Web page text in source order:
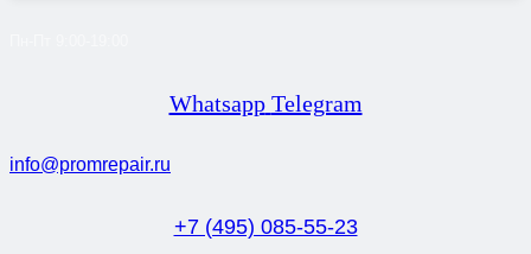
Whatsapp Telegram
info@promrepair.ru
+7 (495) 085-55-23